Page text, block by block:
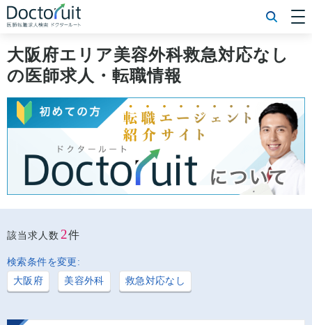
[常勤] 科目から探す
[常勤] 特徴から探す
[非常勤] エリアから探す
[非常勤] 科目から探す
Doctoruit医師転職特集
Doctoruitについて
運営者情報
プライバシーポリシー
大阪府エリア美容外科救急対応なし
の医師求人・転職情報
該当求人数 2件
検索条件を変更:
大阪府
美容外科 救急対応なし